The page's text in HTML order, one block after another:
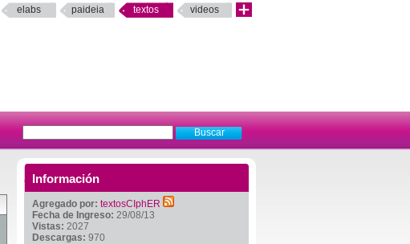
elabs paideia textos videos
Información
Agregado por: textosCIphER
Fecha de Ingreso: 29/08/13
Vistas: 2027
Descargas: 970